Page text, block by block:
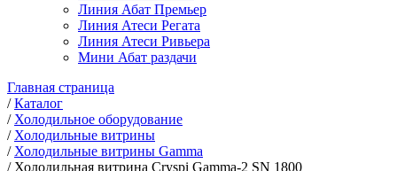
Линия Абат Премьер
Линия Атеси Регата
Линия Атеси Ривьера
Мини Абат раздачи
Главная страница
/Каталог
/ Холодильное оборудование
/ Холодильные витрины
/ Холодильные витрины Gamma
/ Холодильная витрина Cryspi Gamma-2 SN 1800